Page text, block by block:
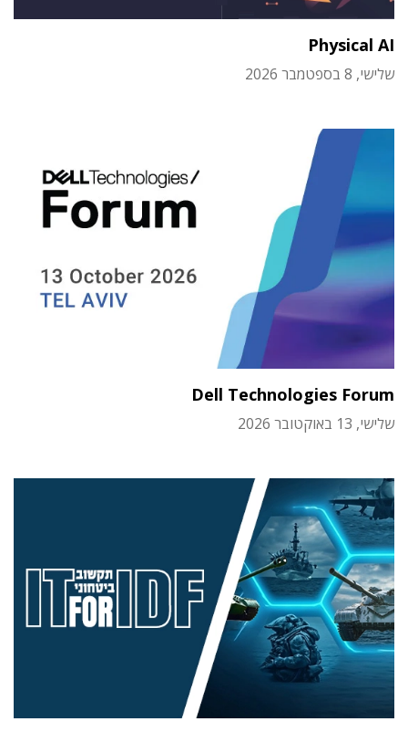
Physical AI
שלישי, 8 בספטמבר 2026
Dell Technologies Forum
שלישי, 13 באוקטובר 2026